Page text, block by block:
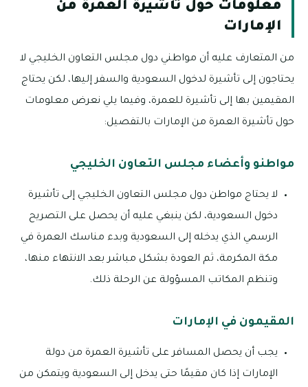
معلومات حول تأشيرة العمرة من
الإمارات
من المتعارف عليه أن مواطني دول مجلس التعاون الخليجي لا
يحتاجون إلى تأشيرة لدخول السعودية والسفر إليها، لكن يحتاج
المقيمين بها إلى تأشيرة للعمرة، وفيما يلي نعرض معلومات
حول تأشيرة العمرة من الإمارات بالتفصيل:
مواطنو وأعضاء مجلس التعاون الخليجي
لا يحتاج مواطن دول مجلس التعاون الخليجي إلى تأشيرة
دخول السعودية، لكن ينبغي عليه أن يحصل على التصريح
الرسمي الذي يدخله إلى السعودية وبدء مناسك العمرة في
مكة المكرمة، ثم العودة بشكل مباشر بعد الانتهاء منها،
وتنظم المكاتب المسؤولة عن الرحلة ذلك.
المقيمون في الإمارات
يجب أن يحصل المسافر على تأشيرة العمرة من دولة
الإمارات إذا كان مقيمًا حتى يدخل إلى السعودية ويتمكن من